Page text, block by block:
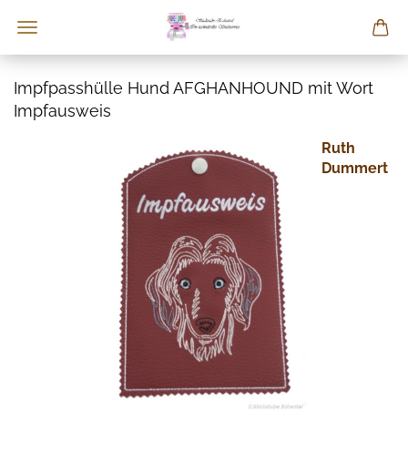
Impfpasshülle Hund AFGHANHOUND mit Wort
Impfausweis
Ruth
Dummert